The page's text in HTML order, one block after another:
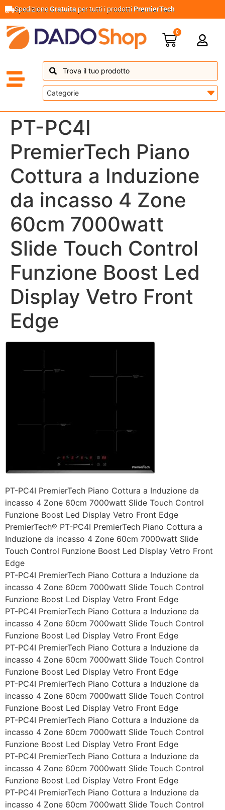
SpedizioneGratuita per tutti i prodottiPremierTech
0
PT-PC4I
PremierTech Piano
Cottura a Induzione
da incasso 4 Zone
60cm 7000watt
Slide Touch Control
Funzione Boost Led
Display Vetro Front
Edge
PT-PC4I PremierTech Piano Cottura a Induzione da
incasso 4 Zone 60cm 7000watt Slide Touch Control
Funzione Boost Led Display Vetro Front Edge
PremierTech® PT-PC4I PremierTech Piano Cottura a
Induzione da incasso 4 Zone 60cm 7000watt Slide
Touch Control Funzione Boost Led Display Vetro Front
Edge
PT-PC4I PremierTech Piano Cottura a Induzione da
incasso 4 Zone 60cm 7000watt Slide Touch Control
Funzione Boost Led Display Vetro Front Edge
PT-PC4I PremierTech Piano Cottura a Induzione da
incasso 4 Zone 60cm 7000watt Slide Touch Control
Funzione Boost Led Display Vetro Front Edge
PT-PC4I PremierTech Piano Cottura a Induzione da
incasso 4 Zone 60cm 7000watt Slide Touch Control
Funzione Boost Led Display Vetro Front Edge
PT-PC4I PremierTech Piano Cottura a Induzione da
incasso 4 Zone 60cm 7000watt Slide Touch Control
Funzione Boost Led Display Vetro Front Edge
PT-PC4I PremierTech Piano Cottura a Induzione da
incasso 4 Zone 60cm 7000watt Slide Touch Control
Funzione Boost Led Display Vetro Front Edge
PT-PC4I PremierTech Piano Cottura a Induzione da
incasso 4 Zone 60cm 7000watt Slide Touch Control
Funzione Boost Led Display Vetro Front Edge
PT-PC4I PremierTech Piano Cottura a Induzione da
incasso 4 Zone 60cm 7000watt Slide Touch Control